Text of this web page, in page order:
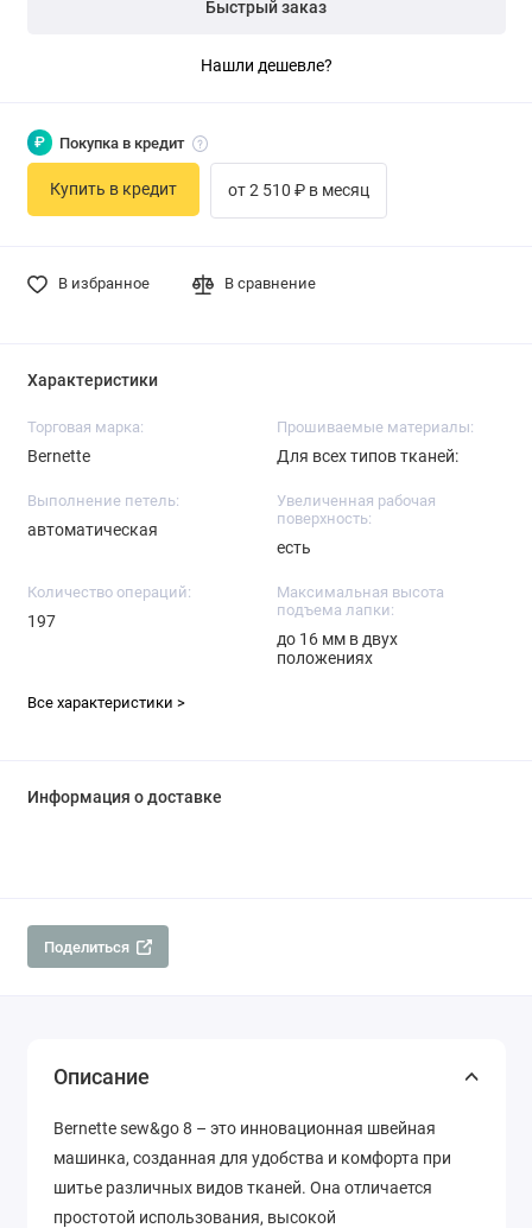
Быстрый заказ
Нашли дешевле?
В избранное В сравнение
₽ Покупка в кредит
Купить в кредит от 2 510 ₽ в месяц
Характеристики
Торговая марка:
Bernette
Прошиваемые материалы:
Для всех типов тканей:
Выполнение петель:
автоматическая
Увеличенная рабочая
поверхность:
есть
Количество операций:
197
Максимальная высота
подъема лапки:
до 16 мм в двух
положениях
Все характеристики >
Информация о доставке
Поделиться
Описание
Bernette sew&go 8 – это инновационная швейная
машинка, созданная для удобства и комфорта при
шитье различных видов тканей. Она отличается
простотой использования, высокой